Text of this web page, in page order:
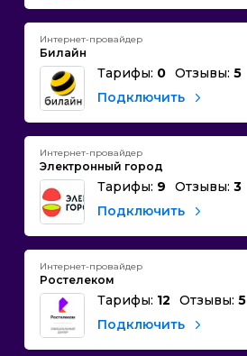
Интернет-провайдер
Билайн
Тарифы: 0 Отзывы: 5
Подключить
Интернет-провайдер
Электронный город
Тарифы: 9 Отзывы: 3
Подключить
Интернет-провайдер
Ростелеком
Тарифы: 12 Отзывы: 5
Подключить